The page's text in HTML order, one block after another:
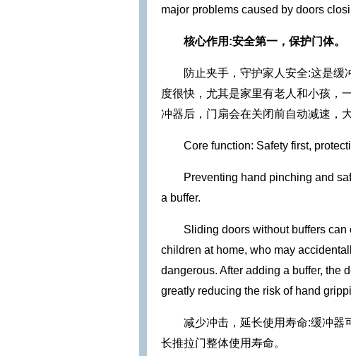
major problems caused by doors
核心作用:安全第一，保护门体。
防止夹手，守护家人安全:这是
度很快，尤其是家里有老人和小孩，
冲器后，门扇会在关闭前自动减速，
Core function: Safety first,
Preventing hand pinching and
a buffer.
Sliding doors without buffers
children at home, who may
dangerous. After adding a buffer, the
greatly reducing the risk of hand
减少冲击，延长使用寿命:缓冲器
长推拉门整体使用寿命。